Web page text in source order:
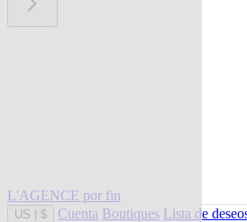
L'AGENCE por fin
US $ Cuenta Boutiques Lista de